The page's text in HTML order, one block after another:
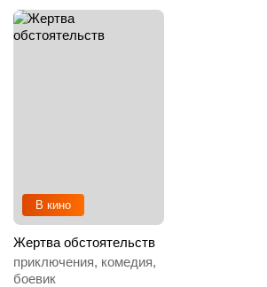
В кино
Жертва обстоятельств
приключения, комедия,
боевик